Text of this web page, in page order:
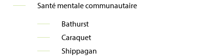
Santé mentale communautaire
Bathurst
Caraquet
Shippagan